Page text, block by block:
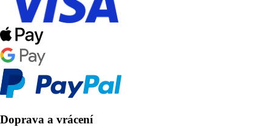
Doprava a vrácení